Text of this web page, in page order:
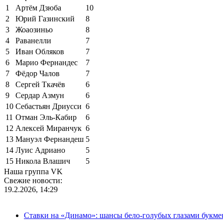
1
Артём Дзюба
10
2
Юрий Газинский
8
3
Жоаозиньо
8
4
Раванелли
7
5
Иван Обляков
7
6
Марио Фернандес
7
7
Фёдор Чалов
7
8
Сергей Ткачёв
6
9
Сердар Азмун
6
10 Себастьян Дриусси 6
11 Отман Эль-Кабир
6
12 Алексей Миранчук 6
13 Мануэл Фернандеш 5
14 Луис Адриано
5
15 Никола Влашич
5
Наша группа VK
Свежие новости:
19.2.2026, 14:29
Ставки на «Динамо»: шансы бело-голубых глазами